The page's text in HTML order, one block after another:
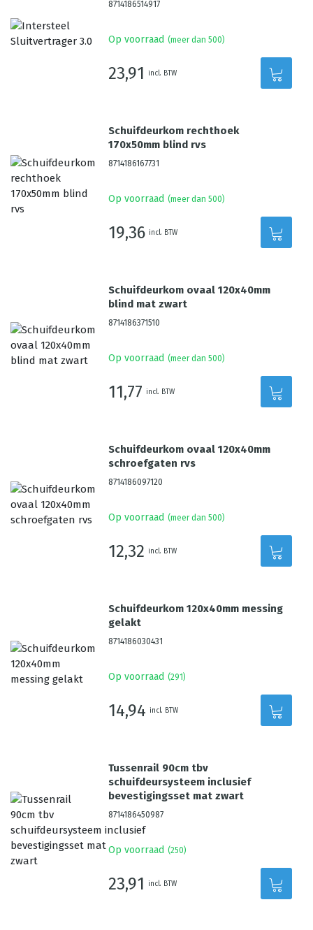
8714186514917
Op voorraad (meer dan 500)
23,91 incl. BTW
Schuifdeurkom rechthoek
170x50mm blind rvs
8714186167731
Op voorraad (meer dan 500)
19,36 incl. BTW
Schuifdeurkom ovaal 120x40mm
blind mat zwart
8714186371510
Op voorraad (meer dan 500)
11,77 incl. BTW
Schuifdeurkom ovaal 120x40mm
schroefgaten rvs
8714186097120
Op voorraad (meer dan 500)
12,32 incl. BTW
Schuifdeurkom 120x40mm messing
gelakt
8714186030431
Op voorraad (291 )
14,94 incl. BTW
Tussenrail 90cm tbv
schuifdeursysteem inclusief
bevestigingsset mat zwart
8714186450987
Op voorraad (250)
23,91 incl. BTW